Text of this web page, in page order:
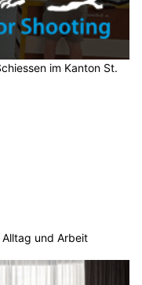
im Kanton St.
Alltag und Arbeit